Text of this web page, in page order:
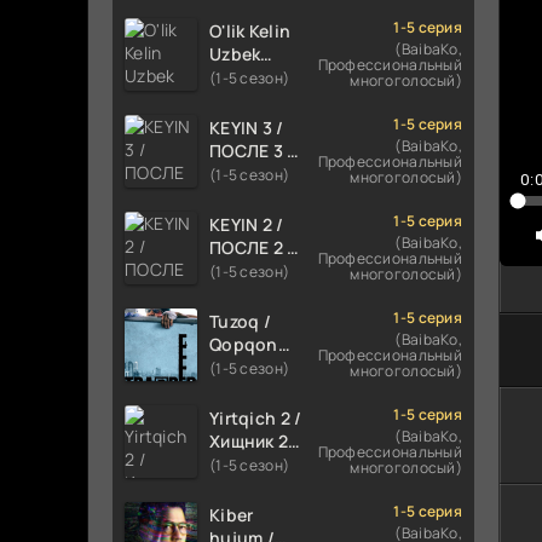
HIND KINO
2024
TARJIMA
Skachat
O'lik Kelin
Uzbek
tilida 2023
Tarjima
kino
skachat
(1-5 сезон)
1-5 серия
(BaibaKo,
Профессиональный
многоголосый)
KEYIN 3 /
ПОСЛЕ 3 /
AFTER 3
FILM
UZBEK
TILIDA
TARJIMA
FILM HD
(1-5 сезон)
1-5 серия
(BaibaKo,
Профессиональный
многоголосый)
KEYIN 2 /
ПОСЛЕ 2 /
AFTER 2
FILM
UZBEK
TILIDA
TARJIMA
FILM HD
(1-5 сезон)
1-5 серия
(BaibaKo,
Профессиональный
многоголосый)
Tuzoq /
Qopqon
Hind
2016 Uzbek
tilida
tarjima film
(1-5 сезон)
1-5 серия
(BaibaKo,
Профессиональный
многоголосый)
Yirtqich 2 /
Хищник 2
Xishnik
tilida 2018-
2024
(1-5 сезон)
1-5 серия
(BaibaKo,
Профессиональный
многоголосый)
Kiber
1-5 серия
(BaibaKo,